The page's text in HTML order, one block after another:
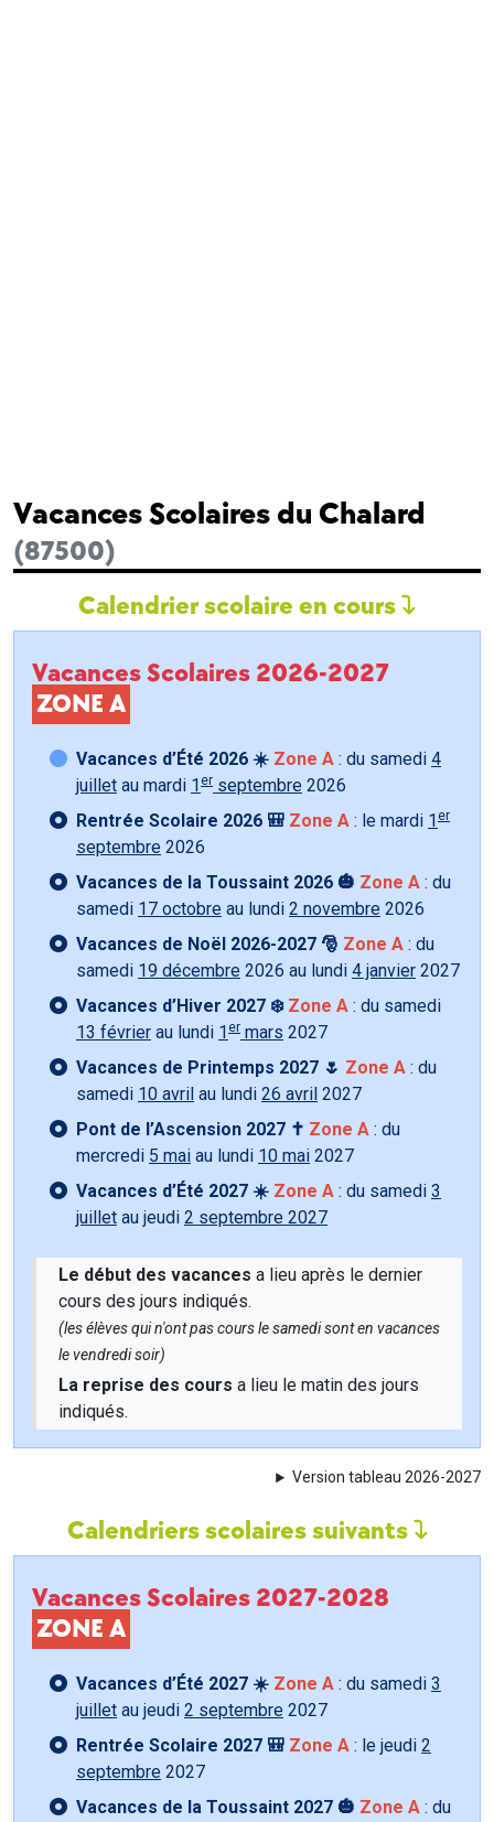
Vacances Scolaires du Chalard
(87500)
Calendrier scolaire en cours
Vacances Scolaires 2026-2027
ZONE A
Vacances d’Été 2026 ☀️ Zone A : du samedi 4
juillet au mardi 1 er septembre 2026
Rentrée Scolaire 2026 🎒 Zone A : le mardi 1 er
septembre 2026
Vacances de la Toussaint 2026 🎃 Zone A : du
samedi 17 octobre au lundi 2 novembre 2026
Vacances de Noël 2026-2027 🎅 Zone A : du
samedi 19 décembre 2026 au lundi 4 janvier 2027
Vacances d’Hiver 2027 ❄️ Zone A : du samedi
13 février au lundi 1 er mars 2027
Vacances de Printemps 2027 🌷 Zone A : du
samedi 10 avril au lundi 26 avril 2027
Pont de l’Ascension 2027 ✝️ Zone A : du
mercredi 5 mai au lundi 10 mai 2027
Vacances d’Été 2027 ☀️ Zone A : du samedi 3
juillet au jeudi 2 septembre 2027
Le début des vacances a lieu après le dernier
cours des jours indiqués.
(les élèves qui n'ont pas cours le samedi sont en vacances
le vendredi soir)
La reprise des cours a lieu le matin des jours
indiqués.
Version tableau 2026-2027
Calendriers scolaires suivants
Vacances Scolaires 2027-2028
ZONE A
Vacances d’Été 2027 ☀️ Zone A : du samedi 3
juillet au jeudi 2 septembre 2027
Rentrée Scolaire 2027 🎒 Zone A : le jeudi 2
septembre 2027
Vacances de la Toussaint 2027 🎃 Zone A : du